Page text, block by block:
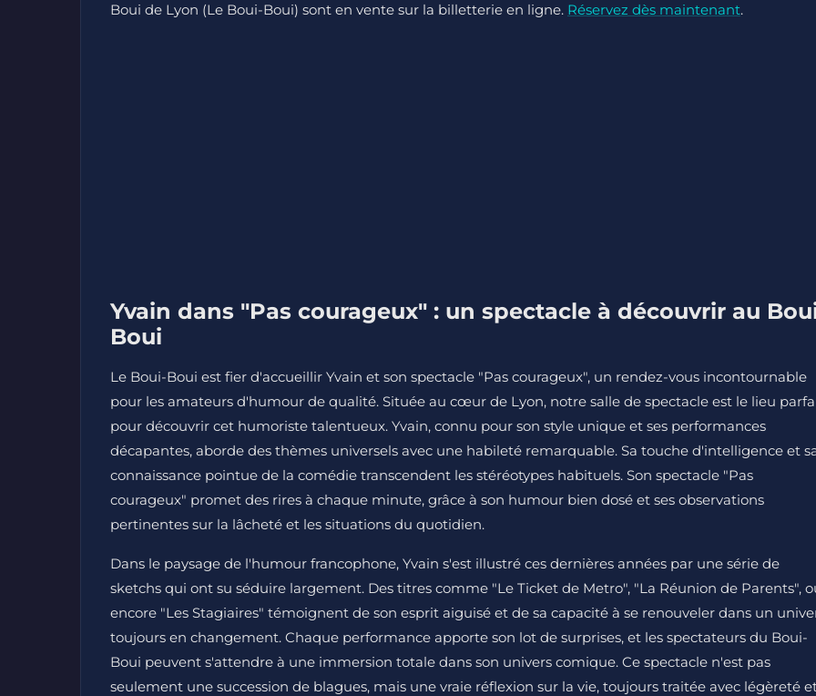
Boui de Lyon (Le Boui-Boui) sont en vente sur la billetterie en ligne. Réservez dès maintenant.
Yvain dans "Pas courageux" : un spectacle à découvrir au
Boui
Le Boui-Boui est fier d'accueillir Yvain et son spectacle "Pas courageux", un rendez-vous incontournable
pour les amateurs d'humour de qualité. Située au cœur de Lyon, notre salle de spectacle est le lieu
pour découvrir cet humoriste talentueux. Yvain, connu pour son style unique et ses performances
décapantes, aborde des thèmes universels avec une habileté remarquable. Sa touche d'intelligence et
connaissance pointue de la comédie transcendent les stéréotypes habituels. Son spectacle "Pas
courageux" promet des rires à chaque minute, grâce à son humour bien dosé et ses observations
pertinentes sur la lâcheté et les situations du quotidien.
Dans le paysage de l'humour francophone, Yvain s'est illustré ces dernières années par une série de
sketchs qui ont su séduire largement. Des titres comme "Le Ticket de Metro", "La Réunion de Parents",
encore "Les Stagiaires" témoignent de son esprit aiguisé et de sa capacité à se renouveler dans un
toujours en changement. Chaque performance apporte son lot de surprises, et les spectateurs du Boui-
Boui peuvent s'attendre à une immersion totale dans son univers comique. Ce spectacle n'est pas
seulement une succession de blagues, mais une vraie réflexion sur la vie, toujours traitée avec légèreté